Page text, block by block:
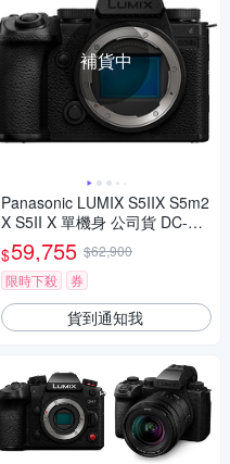
補貨中
Panasonic LUMIX S5IIX S5m2
X S5II X 單機身 公司貨 DC-S5
M2X
$59,755 $62,900
限時下殺
券
貨到通知我